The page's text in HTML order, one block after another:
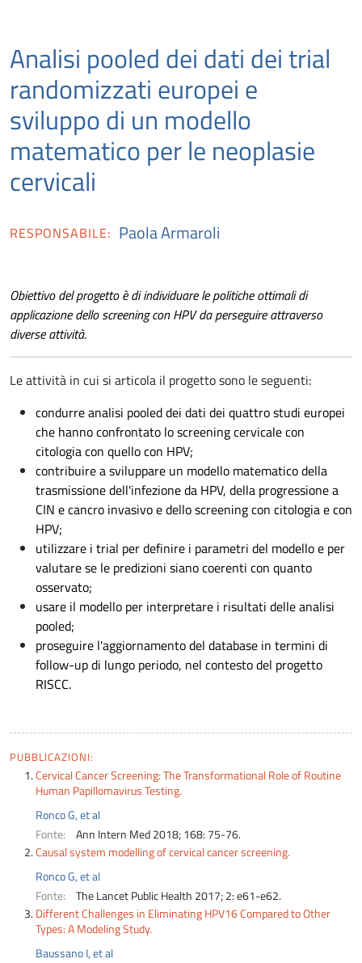
Analisi pooled dei dati dei trial
randomizzati europei e
sviluppo di un modello
matematico per le neoplasie
cervicali
RESPONSABILE: Paola Armaroli
Obiettivo del progetto è di individuare le politiche ottimali di
applicazione dello screening con HPV da perseguire attraverso
diverse attività.
Le attività in cui si articola il progetto sono le seguenti:
condurre analisi pooled dei dati dei quattro studi europei
che hanno confrontato lo screening cervicale con
citologia con quello con HPV;
contribuire a sviluppare un modello matematico della
trasmissione dell'infezione da HPV, della progressione a
CIN e cancro invasivo e dello screening con citologia e con
HPV;
utilizzare i trial per definire i parametri del modello e per
valutare se le predizioni siano coerenti con quanto
osservato;
usare il modello per interpretare i risultati delle analisi
pooled;
proseguire l'aggiornamento del database in termini di
follow-up di lungo periodo, nel contesto del progetto
RISCC.
PUBBLICAZIONI:
Cervical Cancer Screening: The Transformational Role of Routine
Human Papillomavirus Testing.
Ronco G, et al
Fonte:
Ann Intern Med 2018; 168: 75-76.
Causal system modelling of cervical cancer screening.
Ronco G, et al
Fonte:
The Lancet Public Health 2017; 2: e61-e62.
Different Challenges in Eliminating HPV16 Compared to Other
Types: A Modeling Study.
Baussano I, et al